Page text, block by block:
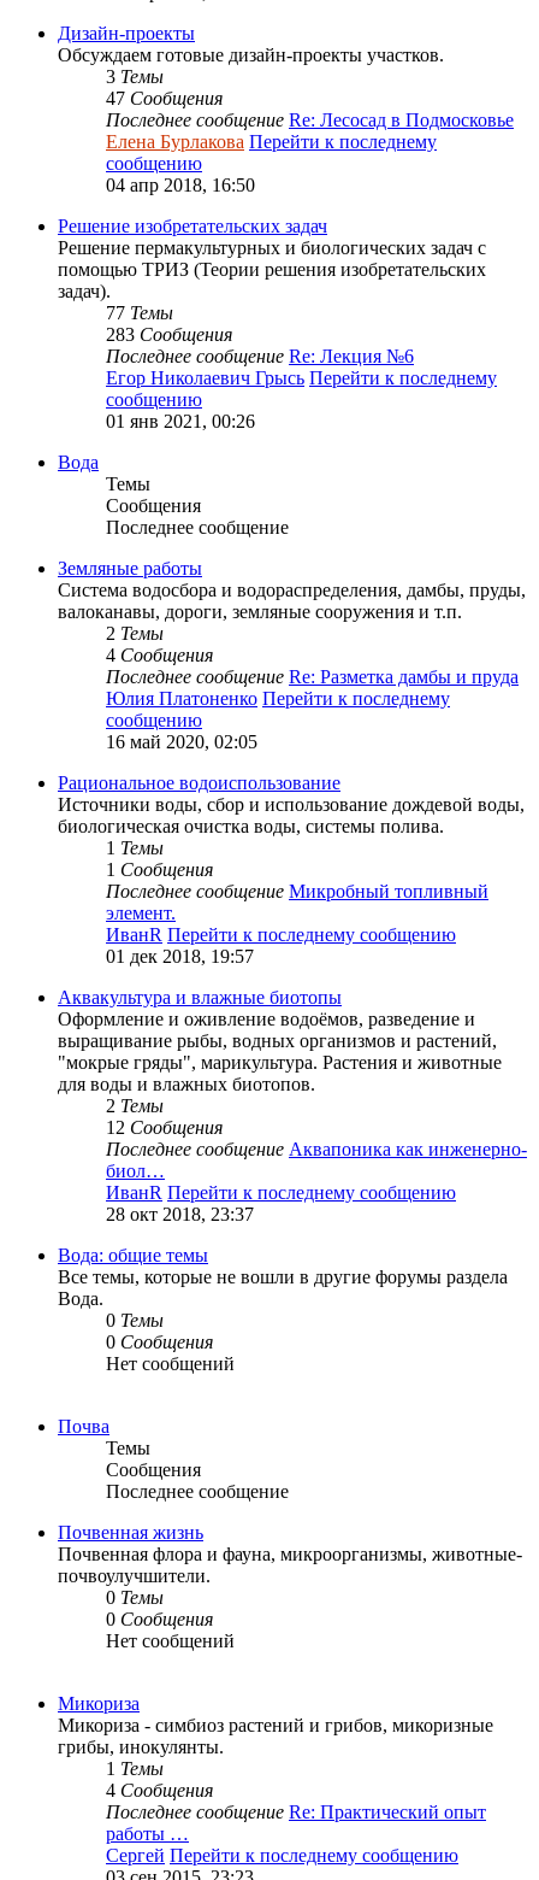
Дизайн-проекты
Обсуждаем готовые дизайн-проекты участков.
3 Темы
47 Сообщения
Последнее сообщение Re: Лесосад в Подмосковье
Елена Бурлакова Перейти к последнему
сообщению
04 апр 2018, 16:50
Решение изобретательских задач
Решение пермакультурных и биологических задач с
помощью ТРИЗ (Теории решения изобретательских
задач).
77 Темы
283 Сообщения
Последнее сообщение Re: Лекция №6
Егор Николаевич Грысь Перейти к последнему
сообщению
01 янв 2021, 00:26
Вода
Темы
Сообщения
Последнее сообщение
Земляные работы
Система водосбора и водораспределения, дамбы, пруды,
валоканавы, дороги, земляные сооружения и т.п.
2 Темы
4 Сообщения
Последнее сообщение Re: Разметка дамбы и пруда
Юлия Платоненко Перейти к последнему
сообщению
16 май 2020, 02:05
Рациональное водоиспользование
Источники воды, сбор и использование дождевой воды,
биологическая очистка воды, системы полива.
1 Темы
1 Сообщения
Последнее сообщение Микробный топливный
элемент.
ИванR Перейти к последнему сообщению
01 дек 2018, 19:57
Аквакультура и влажные биотопы
Оформление и оживление водоёмов, разведение и
выращивание рыбы, водных организмов и растений,
"мокрые гряды", марикультура. Растения и животные
для воды и влажных биотопов.
2 Темы
12 Сообщения
Последнее сообщение Аквапоника как инженерно-
биол…
ИванR Перейти к последнему сообщению
28 окт 2018, 23:37
Вода: общие темы
Все темы, которые не вошли в другие форумы раздела
Вода.
0 Темы
0 Сообщения
Нет сообщений
Почва
Темы
Сообщения
Последнее сообщение
Почвенная жизнь
Почвенная флора и фауна, микроорганизмы, животные-
почвоулучшители.
0 Темы
0 Сообщения
Нет сообщений
Микориза
Микориза - симбиоз растений и грибов, микоризные
грибы, инокулянты.
1 Темы
4 Сообщения
Последнее сообщение Re: Практический опыт
работы …
Сергей Перейти к последнему сообщению